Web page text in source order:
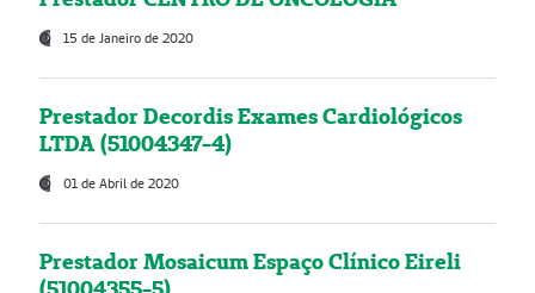
15 de Janeiro de 2020
Prestador Decordis Exames Cardiológicos
LTDA (51004347-4)
01 de Abril de 2020
Prestador Mosaicum Espaço Clínico Eireli